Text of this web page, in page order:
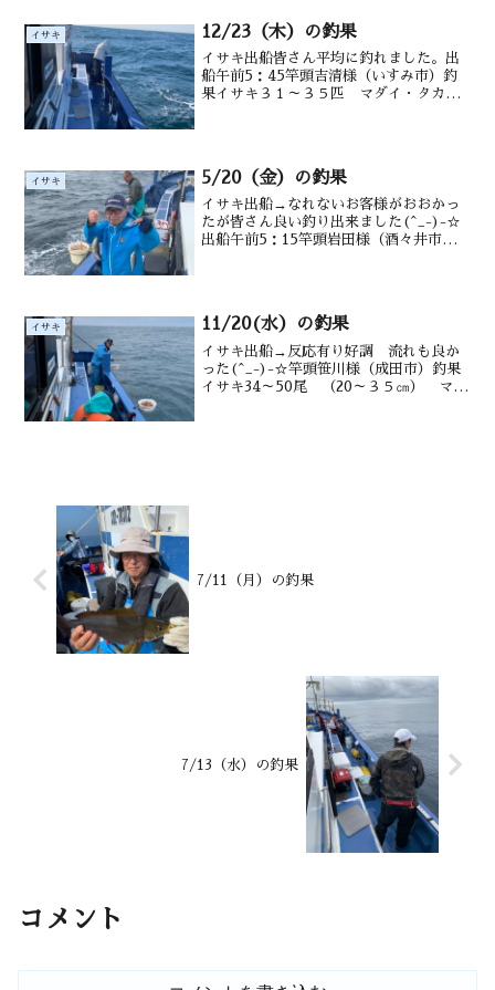
イサキ 12/23（木）の釣果
イサキ出船皆さん平均に釣れました。出
船午前5：45竿頭吉清様（いすみ市）釣
果イサキ３１～３５匹 マダイ・タカ
(^^♪２番手の都築さ...
イサキ 5/20（金）の釣果
イサキ出船→なれないお客様がおおかっ
たが皆さん良い釣り出来ました(^_-)-☆
出船午前5：15竿頭岩田様（酒々井市）
イサキ 11/20(水）の釣果
イサキ出船→反応有り好調 流れも良か
った(^_-)-☆竿頭笹川様（成田市）釣果
イサキ34～50尾 （20～３５㎝） マダ
7/11（月）の釣果
7/13（水）の釣果
コメント